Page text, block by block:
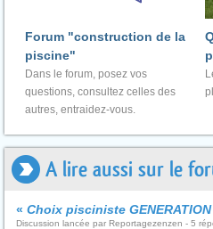
Forum "construction de la
piscine"
Dans le forum, posez vos
questions, consultez celles des
autres, entraidez-vous.
A lire aussi sur le
« Choix pisciniste GENERATION
Discussion lancée par Reportagezenzen - 5